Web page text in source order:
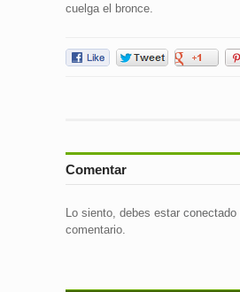
cuelga el bronce.
Comentar
Lo siento, debes estar conectado
comentario.